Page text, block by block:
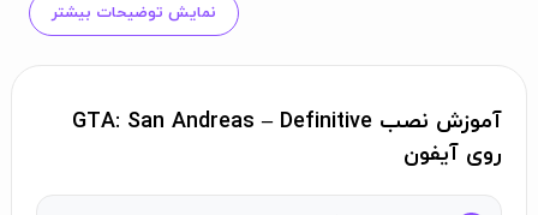
می‌کنند و CJ را مجبور می‌کنند تا سفری را آغاز کند که او را در
داد، به دست بگیرد.
توسعه‌دهنده:Rockstar Games, Inc.
نمایش توضیحات بیشتر
آموزش نصب GTA: San Andreas – Definitive
روی آیفون